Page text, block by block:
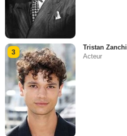
3
Tristan Zanchi
Acteur